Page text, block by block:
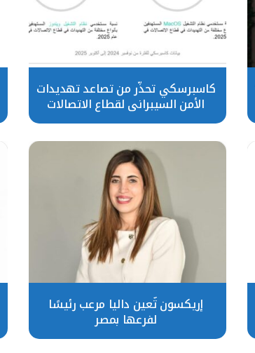
كاسبرسكي تحذّر من تصاعد تهديدات
الأمن السيبراني لقطاع الاتصالات
خلال 2026
إريكسون تُعين داليا مرعب رئيسًا
لفرعها بمصر